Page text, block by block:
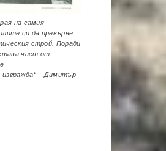
на самия
си да превърне
строй. Поради
част от
изгражда“ – Димитър